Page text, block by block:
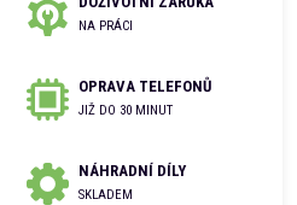
NA PRÁCI
OPRAVA TELEFONŮ
JIŽ DO 30 MINUT
NÁHRADNÍ DÍLY
SKLADEM